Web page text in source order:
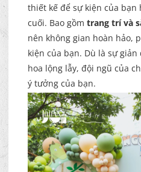
thiết kế để sự kiện của bạn
cuối. Bao gồm trang trí và
nên không gian hoàn hảo,
kiện của bạn. Dù là sự
hoa lộng lẫy, đội ngũ của
ý tưởng của bạn.